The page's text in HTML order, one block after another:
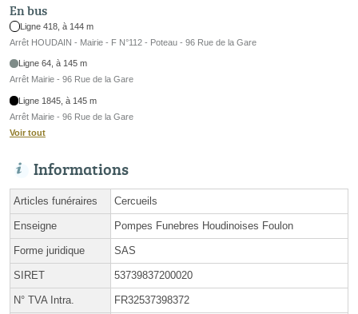
En bus
Ligne 418, à 144 m
Arrêt HOUDAIN - Mairie - F N°112 - Poteau - 96 Rue de la Gare
Ligne 64, à 145 m
Arrêt Mairie - 96 Rue de la Gare
Ligne 1845, à 145 m
Arrêt Mairie - 96 Rue de la Gare
Voir tout
Informations
Articles funéraires Cercueils
Enseigne Pompes Funebres Houdinoises Foulon
Forme juridique SAS
SIRET 53739837200020
N° TVA Intra. FR32537398372